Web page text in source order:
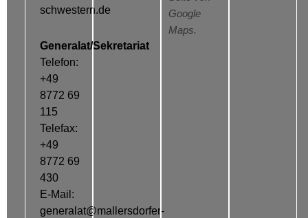
schwestern.de
Generalat/Sekretariat
Telefon:
+49
8772 69
115
Telefax:
+49
8772 69
430
E-Mail:
generalat@mallersdorfer-
Google
Maps.